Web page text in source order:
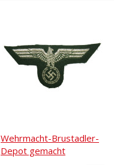
Wehrmacht-Brustadler-
Depot gemacht